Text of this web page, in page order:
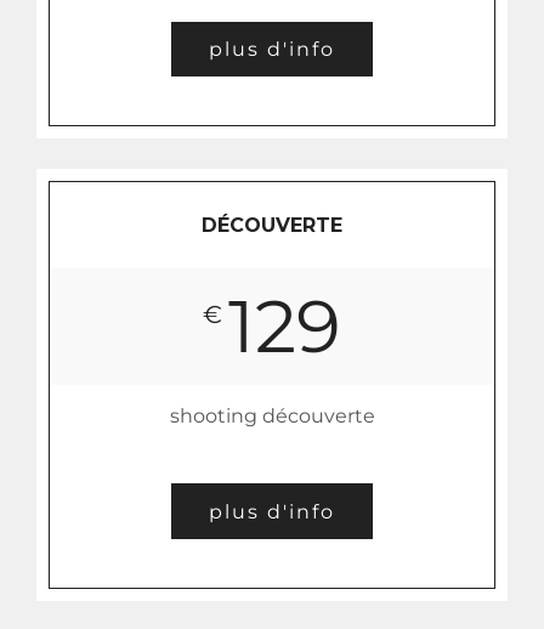
plus d'info
DÉCOUVERTE
€ 129
shooting découverte
plus d'info